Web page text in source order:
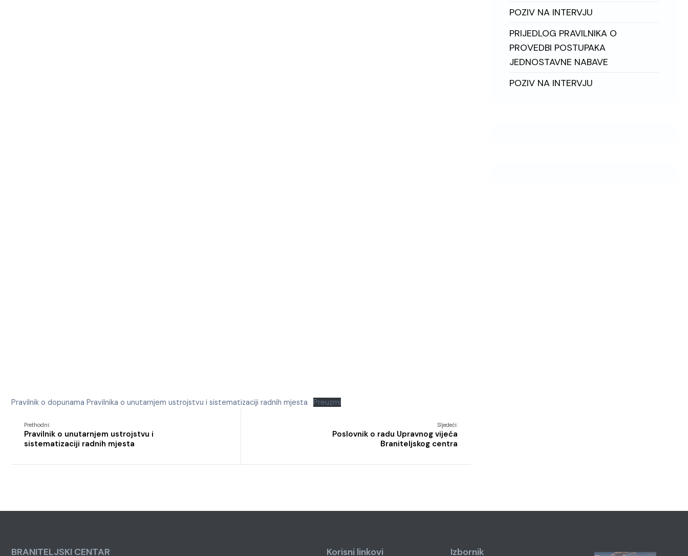
Pravilnik o dopunama Pravilnika o unutarnjem ustrojstvu i sistematizaciji radnih mjesta Preuzmi
Prethodni:
Pravilnik o unutarnjem ustrojstvu i
sistematizaciji radnih mjesta
Sljedeći:
Poslovnik o radu Upravnog vijeća
Braniteljskog centra
POZIV NA INTERVJU
PRIJEDLOG PRAVILNIKA O
PROVEDBI POSTUPAKA
JEDNOSTAVNE NABAVE
POZIV NA INTERVJU
BRANITELJSKI CENTAR Korisni linkovi Izbornik